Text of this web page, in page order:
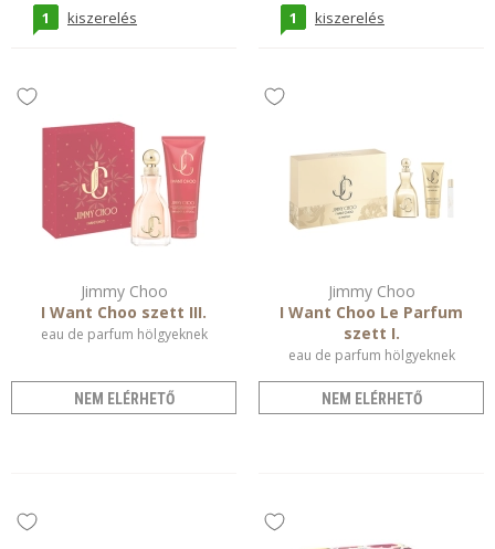
1 kiszerelés 1 kiszerelés
Jimmy Choo
I Want Choo szett III.
eau de parfum hölgyeknek
NEM ELÉRHETŐ
Jimmy Choo
I Want Choo Le Parfum
szett I.
eau de parfum hölgyeknek
NEM ELÉRHETŐ